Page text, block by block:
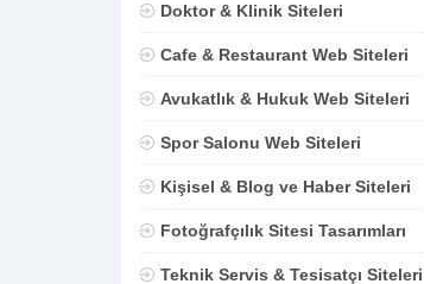
Doktor & Klinik Siteleri
Cafe & Restaurant Web Siteleri
Avukatlık & Hukuk Web Siteleri
Spor Salonu Web Siteleri
Kişisel & Blog ve Haber Siteleri
Fotoğrafçılık Sitesi Tasarımları
Teknik Servis & Tesisatçı Siteleri